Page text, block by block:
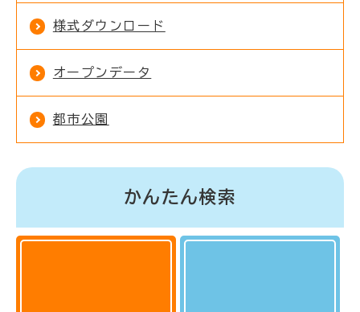
様式ダウンロード
オープンデータ
都市公園
かんたん検索